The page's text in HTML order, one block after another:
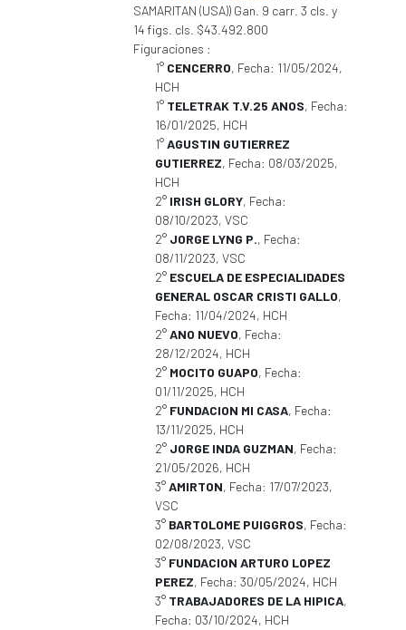
SAMARITAN (USA)) Gan. 9 carr. 3 cls. y
14 figs. cls. $43.492.800
Figuraciones :
1° CENCERRO, Fecha: 11/05/2024,
HCH
1° TELETRAK T.V.25 ANOS, Fecha:
16/01/2025, HCH
1°AGUSTIN GUTIERREZ
GUTIERREZ, Fecha: 08/03/2025,
HCH
2° IRISH GLORY, Fecha:
08/10/2023, VSC
2° JORGE LYNG P., Fecha:
08/11/2023, VSC
2° ESCUELA DE ESPECIALIDADES
GENERAL OSCAR CRISTI GALLO,
Fecha: 11/04/2024, HCH
2°ANO NUEVO, Fecha:
28/12/2024, HCH
2° MOCITO GUAPO, Fecha:
01/11/2025, HCH
2° FUNDACION MI CASA, Fecha:
13/11/2025, HCH
2° JORGE INDA GUZMAN, Fecha:
21/05/2026, HCH
3°AMIRTON, Fecha: 17/07/2023,
VSC
3° BARTOLOME PUIGGROS, Fecha:
02/08/2023, VSC
3° FUNDACION ARTURO LOPEZ
PEREZ, Fecha: 30/05/2024, HCH
3° TRABAJADORES DE LA HIPICA,
Fecha: 03/10/2024, HCH